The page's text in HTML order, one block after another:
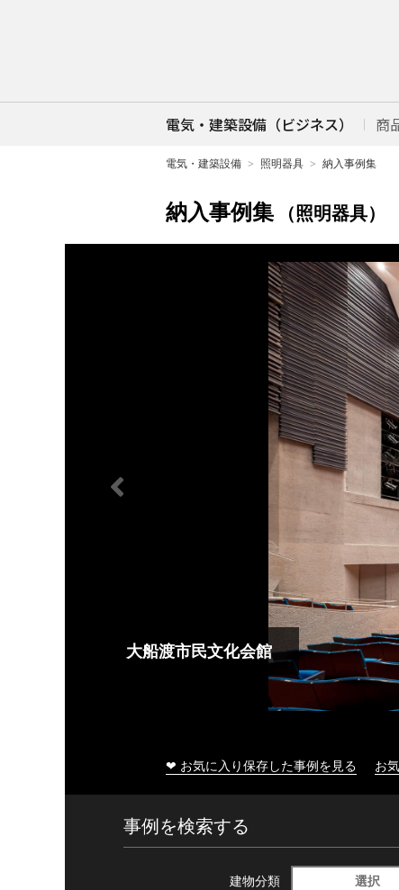
電気・建築設備（ビジネス） 商
電気・建築設備 照明器具 納入事例集
納入事例集 （照明器具）
大船渡市民文化会館
❤ お気に入り保存した事例を見る お
事例を検索する
建物分類 選択